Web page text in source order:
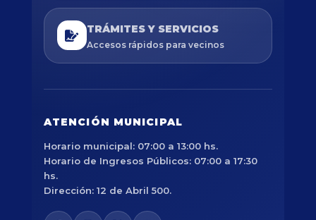
TRÁMITES Y SERVICIOS
Accesos rápidos para vecinos
ATENCIÓN MUNICIPAL
Horario municipal: 07:00 a 13:00 hs.
Horario de Ingresos Públicos: 07:00 a 17:30
hs.
Dirección: 12 de Abril 500.